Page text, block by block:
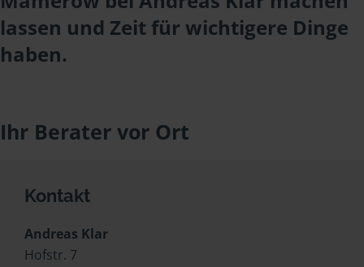
lassen und Zeit für wichtigere Dinge
haben.
Ihr Berater vor Ort
Kontakt
Andreas Klar
Hofstr. 7